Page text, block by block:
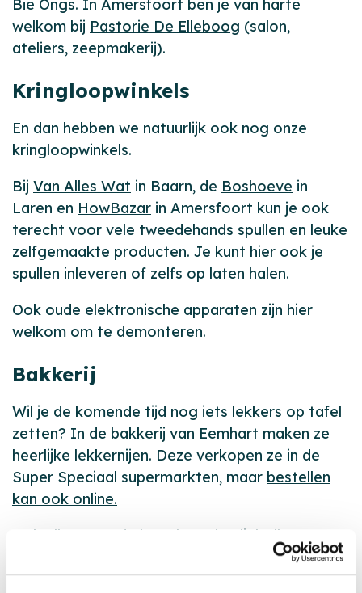
Bie Ongs. In Amersfoort ben je van harte
welkom bij Pastorie De Elleboog (salon,
ateliers, zeepmakerij).
Kringloopwinkels
En dan hebben we natuurlijk ook nog onze
kringloopwinkels.
Bij Van Alles Wat in Baarn, de Boshoeve in
Laren en HowBazar in Amersfoort kun je ook
terecht voor vele tweedehands spullen en leuke
zelfgemaakte producten. Je kunt hier ook je
spullen inleveren of zelfs op laten halen.
Ook oude elektronische apparaten zijn hier
welkom om te demonteren.
Bakkerij
Wil je de komende tijd nog iets lekkers op tafel
zetten? In de bakkerij van Eemhart maken ze
heerlijke lekkernijen. Deze verkopen ze in de
Super Speciaal supermarkten, maar bestellen
kan ook online.
Ook alles voor de kerstbrunch, oliebollen voor
Oud en Nieuw, je gevulde koek in de vorm van
een hart of een oranjesoes ben je bij de bakkerij